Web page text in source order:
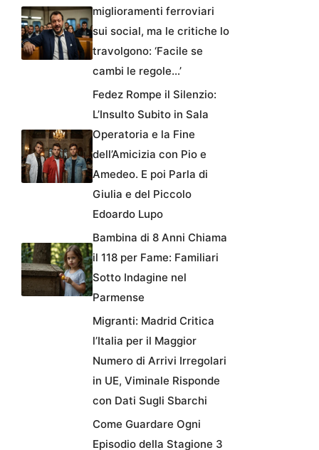
miglioramenti ferroviari
sui social, ma le critiche lo
travolgono: ‘Facile se
cambi le regole…’
Fedez Rompe il Silenzio:
L’Insulto Subito in Sala
Operatoria e la Fine
dell’Amicizia con Pio e
Amedeo. E poi Parla di
Giulia e del Piccolo
Edoardo Lupo
Bambina di 8 Anni Chiama
il 118 per Fame: Familiari
Sotto Indagine nel
Parmense
Migranti: Madrid Critica
l’Italia per il Maggior
Numero di Arrivi Irregolari
in UE, Viminale Risponde
con Dati Sugli Sbarchi
Come Guardare Ogni
Episodio della Stagione 3